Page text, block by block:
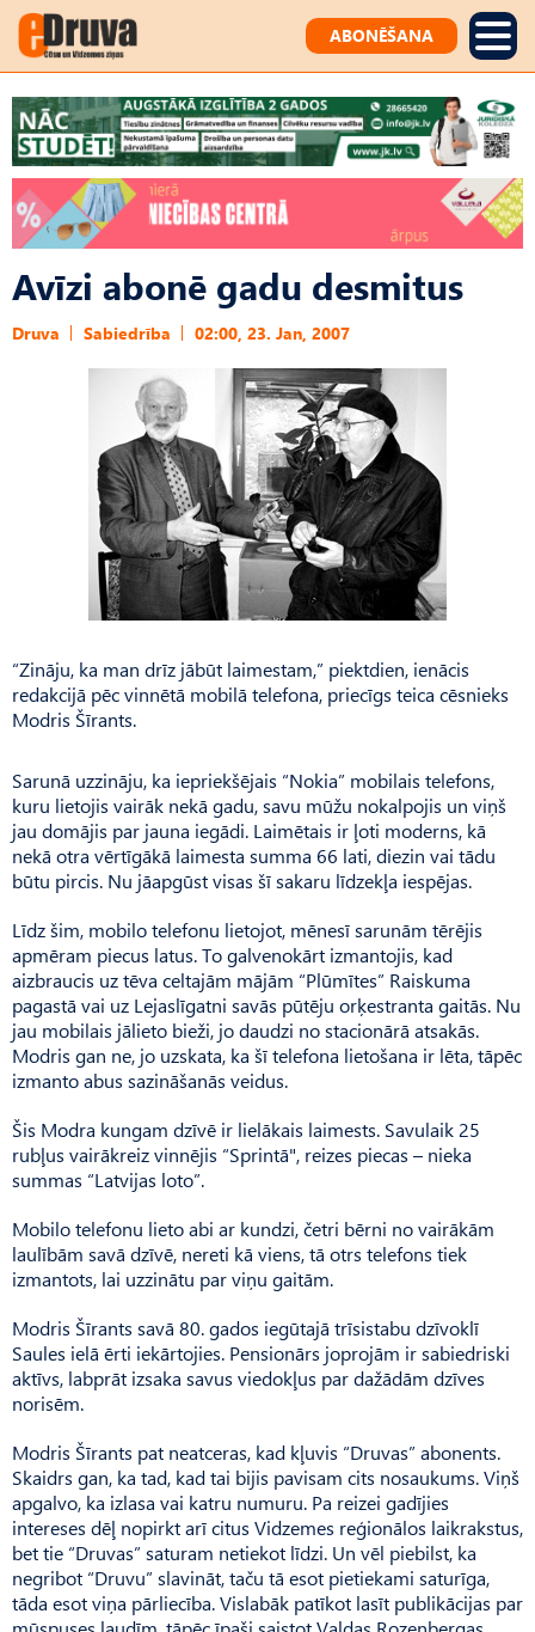
ABONĒŠANA
Avīzi abonē gadu desmitus
Druva Sabiedrība 02:00, 23. Jan, 2007
“Zināju, ka man drīz jābūt laimestam,” piektdien, ienācis
redakcijā pēc vinnētā mobilā telefona, priecīgs teica cēsnieks
Modris Šīrants.
Sarunā uzzināju, ka iepriekšējais “Nokia” mobilais telefons,
kuru lietojis vairāk nekā gadu, savu mūžu nokalpojis un viņš
jau domājis par jauna iegādi. Laimētais ir ļoti moderns, kā
nekā otra vērtīgākā laimesta summa 66 lati, diezin vai tādu
būtu pircis. Nu jāapgūst visas šī sakaru līdzekļa iespējas.
Līdz šim, mobilo telefonu lietojot, mēnesī sarunām tērējis
apmēram piecus latus. To galvenokārt izmantojis, kad
aizbraucis uz tēva celtajām mājām “Plūmītes” Raiskuma
pagastā vai uz Lejaslīgatni savās pūtēju orķestranta gaitās. Nu
jau mobilais jālieto bieži, jo daudzi no stacionārā atsakās.
Modris gan ne, jo uzskata, ka šī telefona lietošana ir lēta, tāpēc
izmanto abus sazināšanās veidus.
Šis Modra kungam dzīvē ir lielākais laimests. Savulaik 25
rubļus vairākreiz vinnējis “Sprintā", reizes piecas – nieka
summas “Latvijas loto”.
Mobilo telefonu lieto abi ar kundzi, četri bērni no vairākām
laulībām savā dzīvē, nereti kā viens, tā otrs telefons tiek
izmantots, lai uzzinātu par viņu gaitām.
Modris Šīrants savā 80. gados iegūtajā trīsistabu dzīvoklī
Saules ielā ērti iekārtojies. Pensionārs joprojām ir sabiedriski
aktīvs, labprāt izsaka savus viedokļus par dažādām dzīves
norisēm.
Modris Šīrants pat neatceras, kad kļuvis “Druvas” abonents.
Skaidrs gan, ka tad, kad tai bijis pavisam cits nosaukums. Viņš
apgalvo, ka izlasa vai katru numuru. Pa reizei gadījies
intereses dēļ nopirkt arī citus Vidzemes reģionālos laikrakstus,
bet tie “Druvas” saturam netiekot līdzi. Un vēl piebilst, ka
negribot “Druvu” slavināt, taču tā esot pietiekami saturīga,
tāda esot viņa pārliecība. Vislabāk patīkot lasīt publikācijas par